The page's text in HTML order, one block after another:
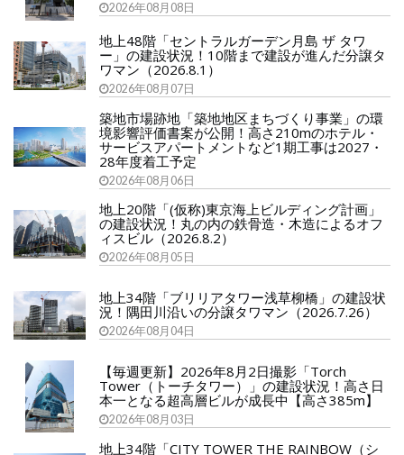
2026年08月08日
地上48階「セントラルガーデン月島 ザ タワ
ー」の建設状況！10階まで建設が進んだ分譲タ
ワマン（2026.8.1）
2026年08月07日
築地市場跡地「築地地区まちづくり事業」の環
境影響評価書案が公開！高さ210mのホテル・
サービスアパートメントなど1期工事は2027・
28年度着工予定
2026年08月06日
地上20階「(仮称)東京海上ビルディング計画」
の建設状況！丸の内の鉄骨造・木造によるオフ
ィスビル（2026.8.2）
2026年08月05日
地上34階「ブリリアタワー浅草柳橋」の建設状
況！隅田川沿いの分譲タワマン（2026.7.26）
2026年08月04日
【毎週更新】2026年8月2日撮影「Torch
Tower（トーチタワー）」の建設状況！高さ日
本一となる超高層ビルが成長中【高さ385m】
2026年08月03日
地上34階「CITY TOWER THE RAINBOW（シ